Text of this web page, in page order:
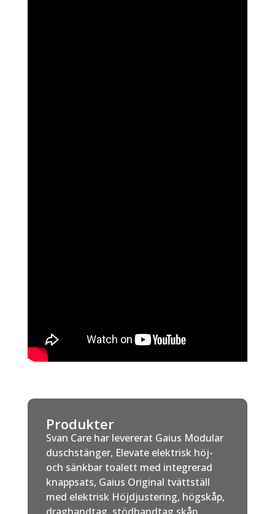
Produkter
Svan Care har levererat Gaius Modular
duschstänger, Elevate elektrisk höj-
och sänkbar toalett med integrerad
knappsats, Gaius Original tvättställ
med elektrisk Höjdjustering, högskåp,